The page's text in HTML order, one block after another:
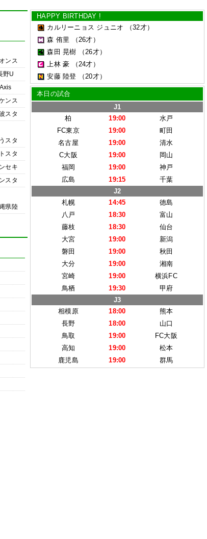
ンス
野U
Axis
ンス
スタ
スタ
スタ
セキ
スタ
県陸
HAPPY BIRTHDAY !
カルリーニョス ジュニオ
（32才）
森 侑里
（26才）
森田 晃樹
（26才）
上林 豪
（24才）
安藤 陸登
（20才）
本日の試合
J1
柏
19:00
水戸
FC東京
19:00
町田
名古屋
19:00
清水
C大阪
19:00
岡山
福岡
19:00
神戸
広島
19:15
千葉
J2
札幌
14:45
徳島
八戸
18:30
富山
藤枝
18:30
仙台
大宮
19:00
新潟
磐田
19:00
秋田
大分
19:00
湘南
宮崎
19:00
横浜FC
鳥栖
19:30
甲府
J3
相模原
18:00
熊本
長野
18:00
山口
鳥取
19:00
FC大阪
高知
19:00
松本
鹿児島
19:00 群馬